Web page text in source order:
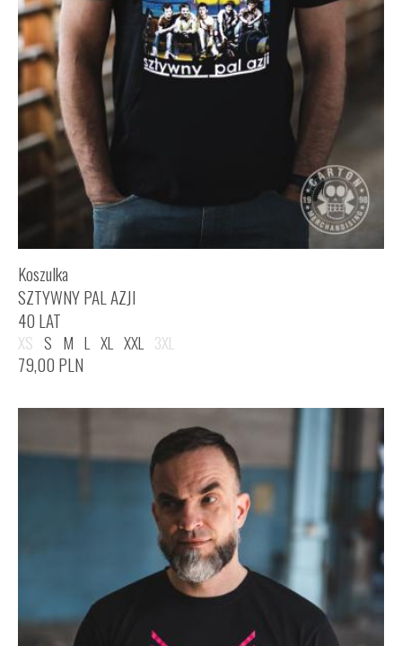
Koszulka
SZTYWNY PAL AZJI
40 LAT
XS S M L XL XXL 3XL
79,00 PLN